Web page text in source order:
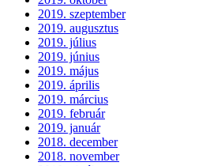
2019. szeptember
2019. augusztus
2019. július
2019. június
2019. május
2019. április
2019. március
2019. február
2019. január
2018. december
2018. november